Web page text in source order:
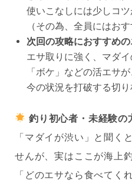
使いこなしには少しコ
（その為、全員にはお
次回の攻略におすすめの
エサ取りに強く、マダ
「ボケ」などの活エサが
今の状況を打破する切
釣り初心者・未経験の
「マダイが渋い」と聞く
せんが、実はここが海上
「どのエサなら食べてく